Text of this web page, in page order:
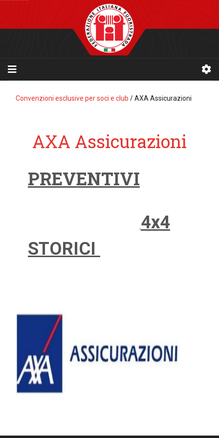
Convenzioni esclusive per soci e club /AXA Assicurazioni
AXA Assicurazioni
PREVENTIVI
4x4
STORICI